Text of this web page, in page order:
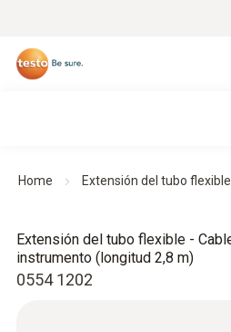
Home Extensión del tubo flexible
0554 1202
Extensión del tubo flexible -
instrumento (longitud 2,8 m)